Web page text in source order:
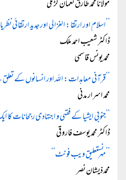
مولانا محمد طارق نعمان گڑنگی
’’اسلام اور ارتقا: الغزالی اور جدید ارتقائی
ڈاکٹر شعیب احمد ملک
محمد یونس قاسمی
’’قرآنی معاہدات: اللہ اور انسانوں کے
محمد اسرار مدنی
’’جنوبی ایشیا کے فقہی و اجتہادی رجحانات کا
ڈاکٹر محمد یوسف فاروقی
’’مہر نستعلیق ویب فونٹ‘‘
محمد ذیشان نصر